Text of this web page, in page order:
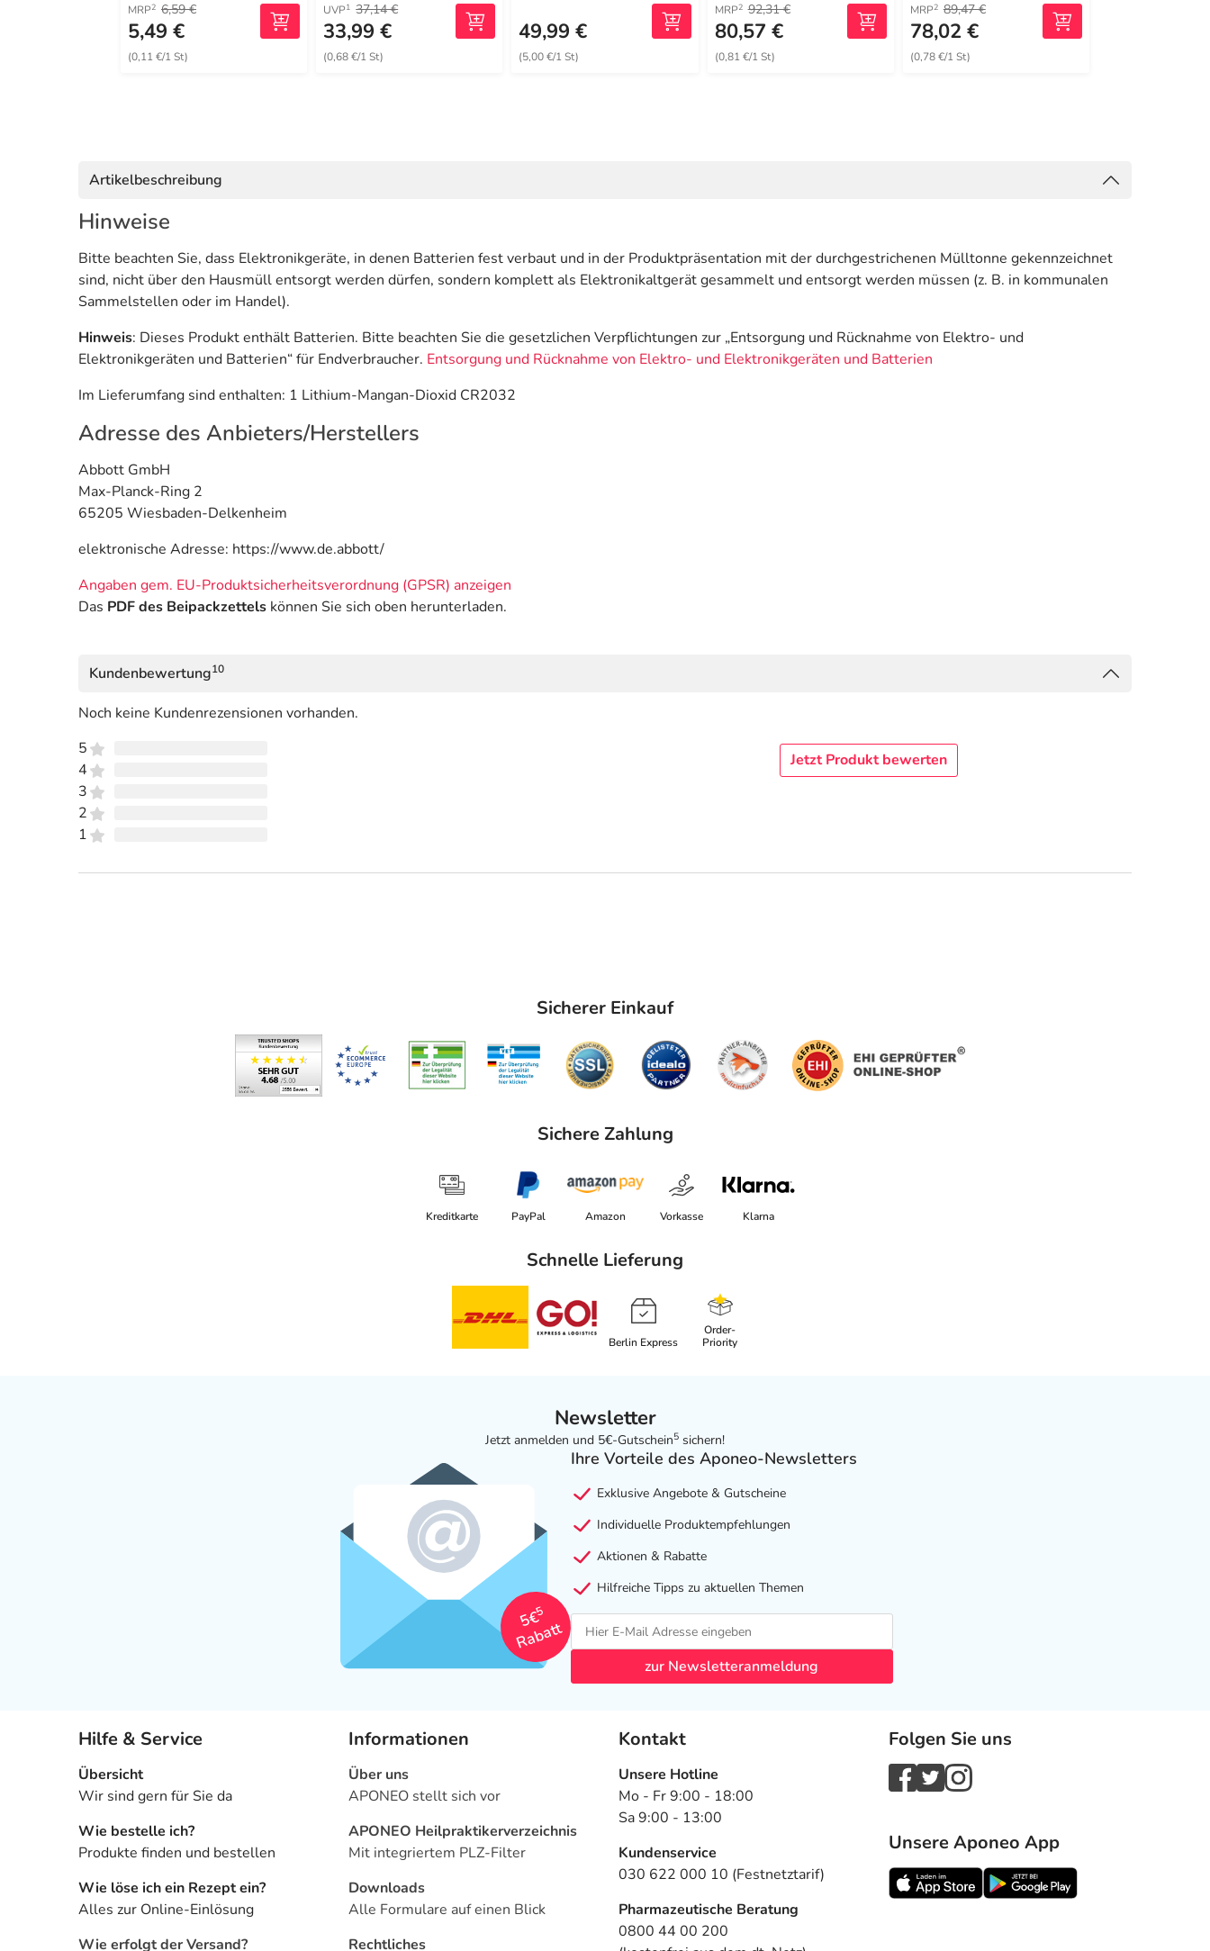
MRP2 6,59 €
5,49 €
(0,11 €/1 St)
UVP1 37,14 €
33,99 €
(0,68 €/1 St)
49,99 €
(5,00 €/1 St)
MRP2 92,31 €
80,57 €
(0,81 €/1 St)
MRP2 89,47 €
78,02 €
(0,78 €/1 St)
Artikelbeschreibung
Hinweise
Bitte beachten Sie, dass Elektronikgeräte, in denen Batterien fest verbaut und in der Produktpräsentation mit der durchgestrichenen Mülltonne gekennzeichnet
sind, nicht über den Hausmüll entsorgt werden dürfen, sondern komplett als Elektronikaltgerät gesammelt und entsorgt werden müssen (z. B. in kommunalen
Sammel­stellen oder im Handel).
Hinweis: Dieses Produkt enthält Batterien. Bitte beachten Sie die gesetzlichen Verpflichtungen zur „Entsorgung und Rücknahme von Elektro- und
Elektronikgeräten und Batterien“ für Endverbraucher. Entsorgung und Rücknahme von Elektro- und Elektronikgeräten und Batterien
Im Lieferumfang sind enthalten: 1 Lithium-Mangan-Dioxid CR2032
Adresse des Anbieters/Herstellers
Abbott GmbH
Max-Planck-Ring 2
65205 Wiesbaden-Delkenheim
elektronische Adresse: https://www.de.abbott/
Angaben gem. EU-Produktsicherheitsverordnung (GPSR) anzeigen
Das PDF des Beipackzettels können Sie sich oben herunterladen.
Kundenbewertung10
Noch keine Kundenrezensionen vorhanden.
5
4
3
2
1
Jetzt Produkt bewerten
Sicherer Einkauf
Sichere Zahlung
Kreditkarte PayPal Amazon Vorkasse Klarna
Schnelle Lieferung
Berlin Express
Order-
Priority
Newsletter
Jetzt anmelden und 5€-Gutschein5 sichern!
5€
5
Rabatt
Ihre Vorteile des Aponeo-Newsletters
Exklusive Angebote & Gutscheine
Individuelle Produktempfehlungen
Aktionen & Rabatte
Hilfreiche Tipps zu aktuellen Themen
zur Newsletteranmeldung
Hilfe & Service
Übersicht
Wir sind gern für Sie da
Wie bestelle ich?
Produkte finden und bestellen
Wie löse ich ein Rezept ein?
Alles zur Online-Einlösung
Wie erfolgt der Versand?
Informationen
Über uns
APONEO stellt sich vor
APONEO Heilpraktikerverzeichnis
Mit integriertem PLZ-Filter
Downloads
Alle Formulare auf einen Blick
Rechtliches
Kontakt
Unsere Hotline
Mo - Fr 9:00 - 18:00
Sa 9:00 - 13:00
Kundenservice
030 622 000 10 (Festnetztarif)
Pharmazeutische Beratung
0800 44 00 200
Folgen Sie uns
Unsere Aponeo App